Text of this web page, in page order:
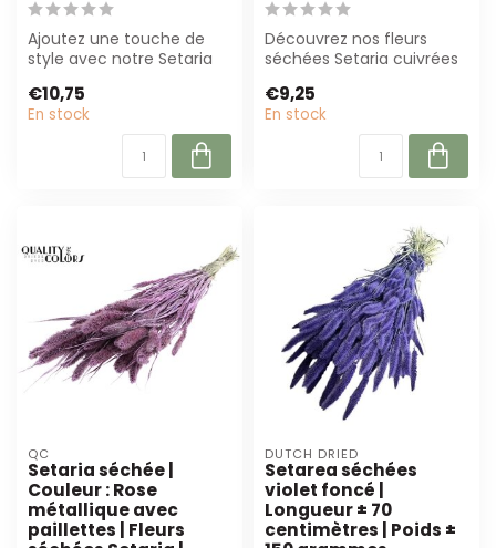
Ajoutez une touche de
style avec notre Setaria
Idéale po...
€10,75
En stock
Découvrez nos fleurs
séchées Setaria cuivrées
longueur...
€9,25
En stock
QC
Setaria séchée |
Couleur : Rose
métallique avec
paillettes | Fleurs
DUTCH DRIED
Setarea séchées
violet foncé |
Longueur ± 70
centimètres | Poids ±